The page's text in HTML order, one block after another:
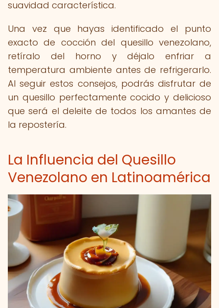
suavidad característica.
Una vez que hayas identificado el punto
exacto de cocción del quesillo venezolano,
retíralo del horno y déjalo enfriar a
temperatura ambiente antes de refrigerarlo.
Al seguir estos consejos, podrás disfrutar de
un quesillo perfectamente cocido y delicioso
que será el deleite de todos los amantes de
la repostería.
La Influencia del Quesillo
Venezolano en Latinoamérica